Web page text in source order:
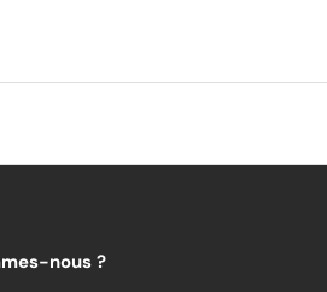
nous ?